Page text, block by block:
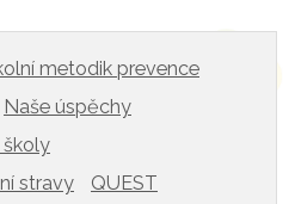
metodik prevence
Naše úspěchy
stravy
QUEST